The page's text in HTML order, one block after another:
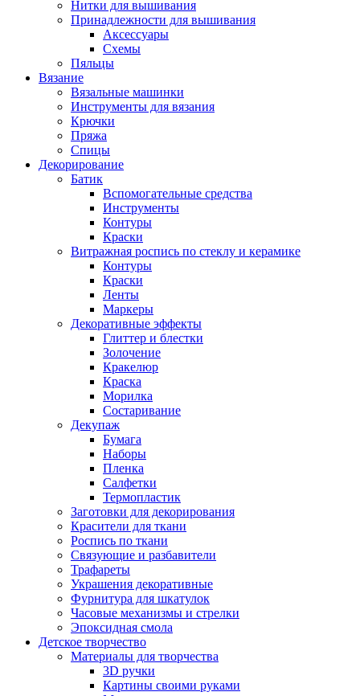
Нитки для вышивания
Принадлежности для вышивания
Аксессуары
Схемы
Пяльцы
Вязание
Вязальные машинки
Инструменты для вязания
Крючки
Пряжа
Спицы
Декорирование
Батик
Вспомогательные средства
Инструменты
Контуры
Краски
Витражная роспись по стеклу и керамике
Контуры
Краски
Ленты
Маркеры
Декоративные эффекты
Глиттер и блестки
Золочение
Кракелюр
Краска
Морилка
Состаривание
Декупаж
Бумага
Наборы
Пленка
Салфетки
Термопластик
Заготовки для декорирования
Красители для ткани
Роспись по ткани
Связующие и разбавители
Трафареты
Украшения декоративные
Фурнитура для шкатулок
Часовые механизмы и стрелки
Эпоксидная смола
Детское творчество
Материалы для творчества
3D ручки
Картины своими руками